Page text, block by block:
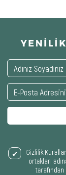
Gizlilik
ortakları